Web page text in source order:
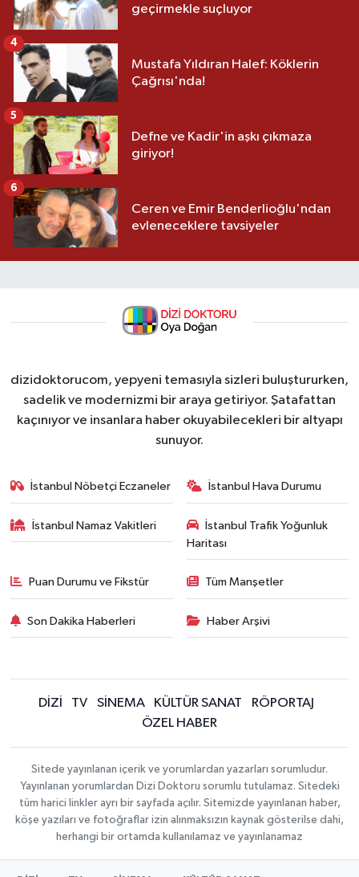
geçirmekle suçluyor
Mustafa Yıldıran Halef: Köklerin
Çağrısı'nda!
4
Defne ve Kadir'in aşkı çıkmaza
giriyor!
5
Ceren ve Emir Benderlioğlu'ndan
evleneceklere tavsiyeler
6
dizidoktorucom, yepyeni temasıyla sizleri buluştururken,
sadelik ve modernizmi bir araya getiriyor. Şatafattan
kaçınıyor ve insanlara haber okuyabilecekleri bir altyapı
sunuyor.
İstanbul Nöbetçi Eczaneler İstanbul Hava Durumu
İstanbul Namaz Vakitleri
İstanbul Trafik Yoğunluk
Haritası
Puan Durumu ve Fikstür Tüm Manşetler
Son Dakika Haberleri Haber Arşivi
DİZİ TV SİNEMA KÜLTÜR SANAT
RÖPORTAJ
ÖZEL HABER
Sitede yayınlanan içerik ve yorumlardan yazarları sorumludur.
Yayınlanan yorumlardan Dizi Doktoru sorumlu tutulamaz. Sitedeki
tüm harici linkler ayrı bir sayfada açılır. Sitemizde yayınlanan haber,
köşe yazıları ve fotoğraflar izin alınmaksızın kaynak gösterilse dahi,
herhangi bir ortamda kullanılamaz ve yayınlanamaz